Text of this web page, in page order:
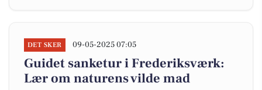
DET SKER 09-05-2025 07:05
Guidet sanketur i Frederiksværk:
Lær om naturens vilde mad